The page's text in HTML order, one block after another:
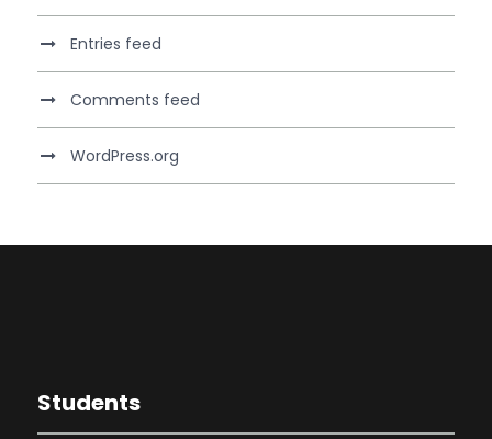
Entries feed
Comments feed
WordPress.org
Students